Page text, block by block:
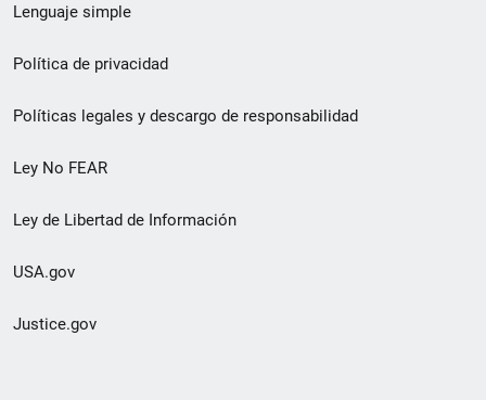
de
pie
de
página
Lenguaje simple
Política de privacidad
Políticas legales y descargo de responsabilidad
Ley No FEAR
Ley de Libertad de Información
USA.gov
Justice.gov